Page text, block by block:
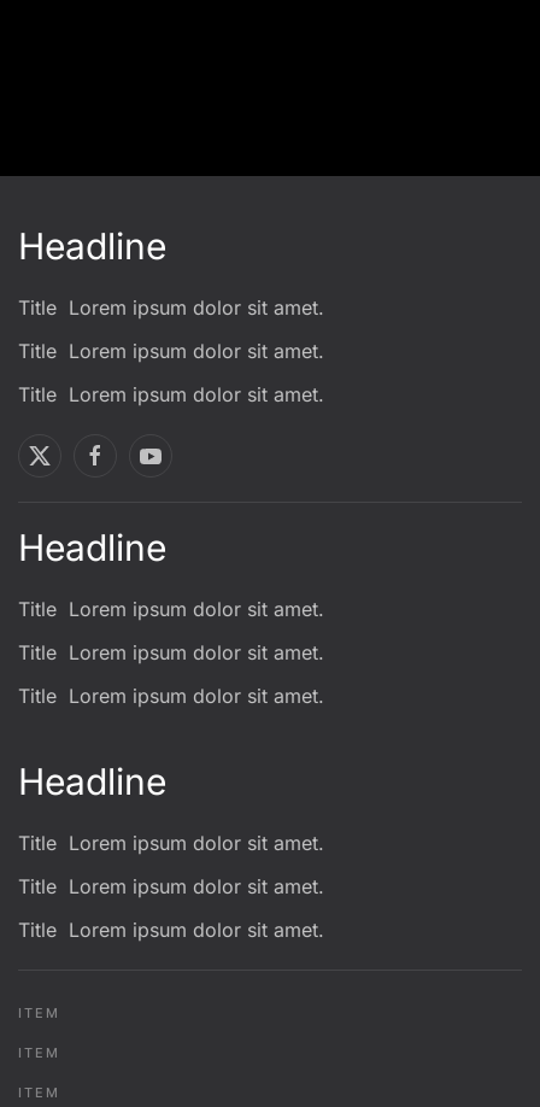
Headline
Title Lorem ipsum dolor sit amet.
Title Lorem ipsum dolor sit amet.
Title Lorem ipsum dolor sit amet.
Headline
Title Lorem ipsum dolor sit amet.
Title Lorem ipsum dolor sit amet.
Title Lorem ipsum dolor sit amet.
Headline
Title Lorem ipsum dolor sit amet.
Title Lorem ipsum dolor sit amet.
Title Lorem ipsum dolor sit amet.
ITEM
ITEM
ITEM